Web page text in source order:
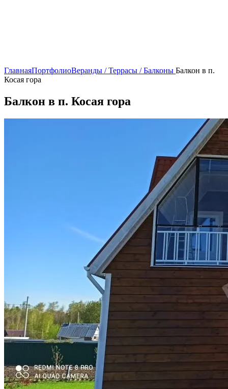
ГлавнаяПортфолиоВеранды / Террасы / Балконы Балкон в п.
Косая гора
Балкон в п. Косая гора